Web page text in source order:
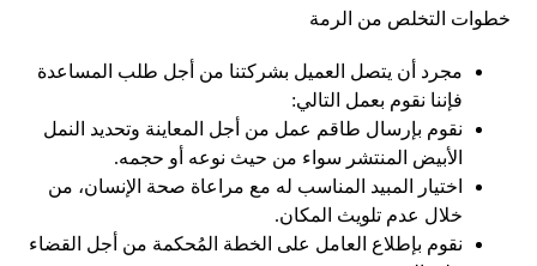
خطوات التخلص من الرمة
مجرد أن يتصل العميل بشركتنا من أجل طلب المساعدة
فإننا نقوم بعمل التالي:
نقوم بإرسال طاقم عمل من أجل المعاينة وتحديد النمل
الأبيض المنتشر سواء من حيث نوعه أو حجمه.
اختيار المبيد المناسب له مع مراعاة صحة الإنسان، من
خلال عدم تلويث المكان.
نقوم بإطلاع العامل على الخطة المُحكمة من أجل القضاء